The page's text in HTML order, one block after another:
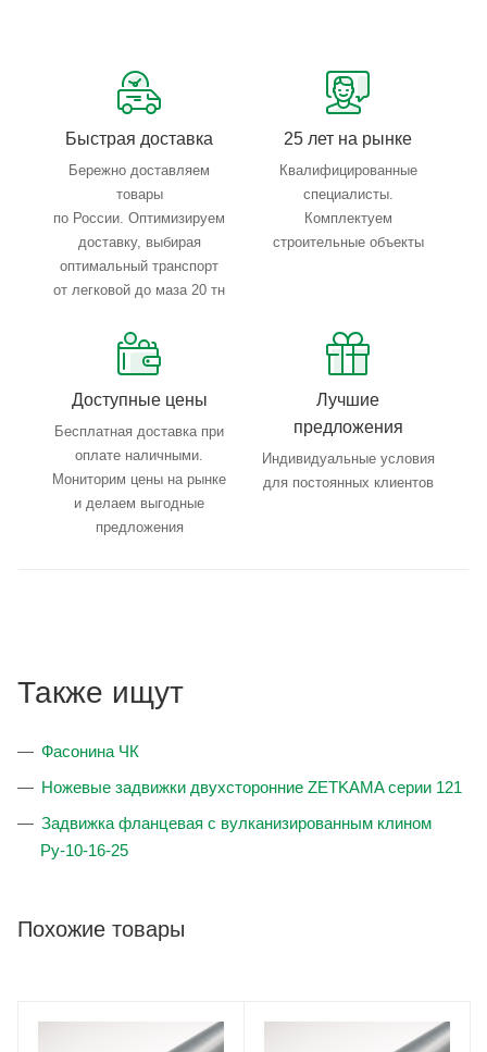
Тройной весовой контроль: въезд, погрузка, выезд
Быстрая доставка
Бережно доставляем
товары
по России. Оптимизируем
доставку, выбирая
оптимальный транспорт
от легковой до маза 20 тн
25 лет на рынке
Квалифицированные
специалисты.
Комплектуем
строительные объекты
Доступные цены
Бесплатная доставка при
оплате наличными.
Мониторим цены на рынке
и делаем выгодные
предложения
Лучшие
предложения
Индивидуальные условия
для постоянных клиентов
Также ищут
Фасонина ЧК
Ножевые задвижки двухсторонние ZETKAMA серии 121
Задвижка фланцевая с вулканизированным клином
Ру-10-16-25
Похожие товары